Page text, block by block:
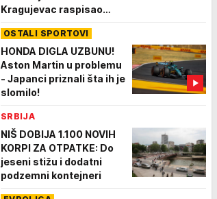
Kragujevac raspisao
OSTALI SPORTOVI
HONDA DIGLA UZBUNU!
Aston Martin u problemu
- Japanci priznali šta ih je
slomilo!
SRBIJA
NIŠ DOBIJA 1.100 NOVIH
KORPI ZA OTPATKE: Do
jeseni stižu i dodatni
podzemni kontejneri